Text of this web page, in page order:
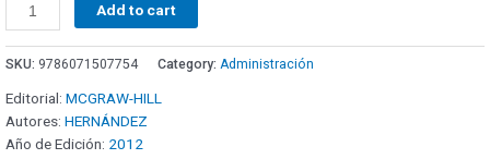
Add to cart
SKU: 9786071507754 Category: Administración
Editorial: MCGRAW-HILL
Autores: HERNÁNDEZ
Año de Edición: 2012